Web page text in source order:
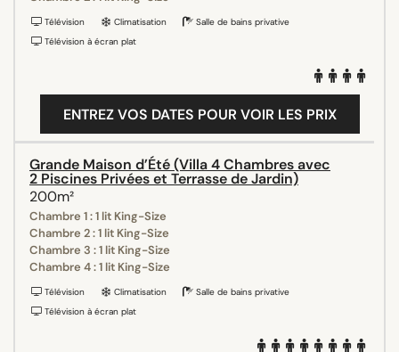
Télévision Climatisation
Salle de bains privative
Télévision à écran plat
ENTREZ VOS DATES POUR VOIR LES PRIX
Grande Maison d’Été (Villa 4 Chambres avec
2 Piscines Privées et Terrasse de Jardin)
200m²
Chambre 1 : 1 lit King-Size
Chambre 2 : 1 lit King-Size
Chambre 3 : 1 lit King-Size
Chambre 4 : 1 lit King-Size
Télévision Climatisation
Salle de bains privative
Télévision à écran plat